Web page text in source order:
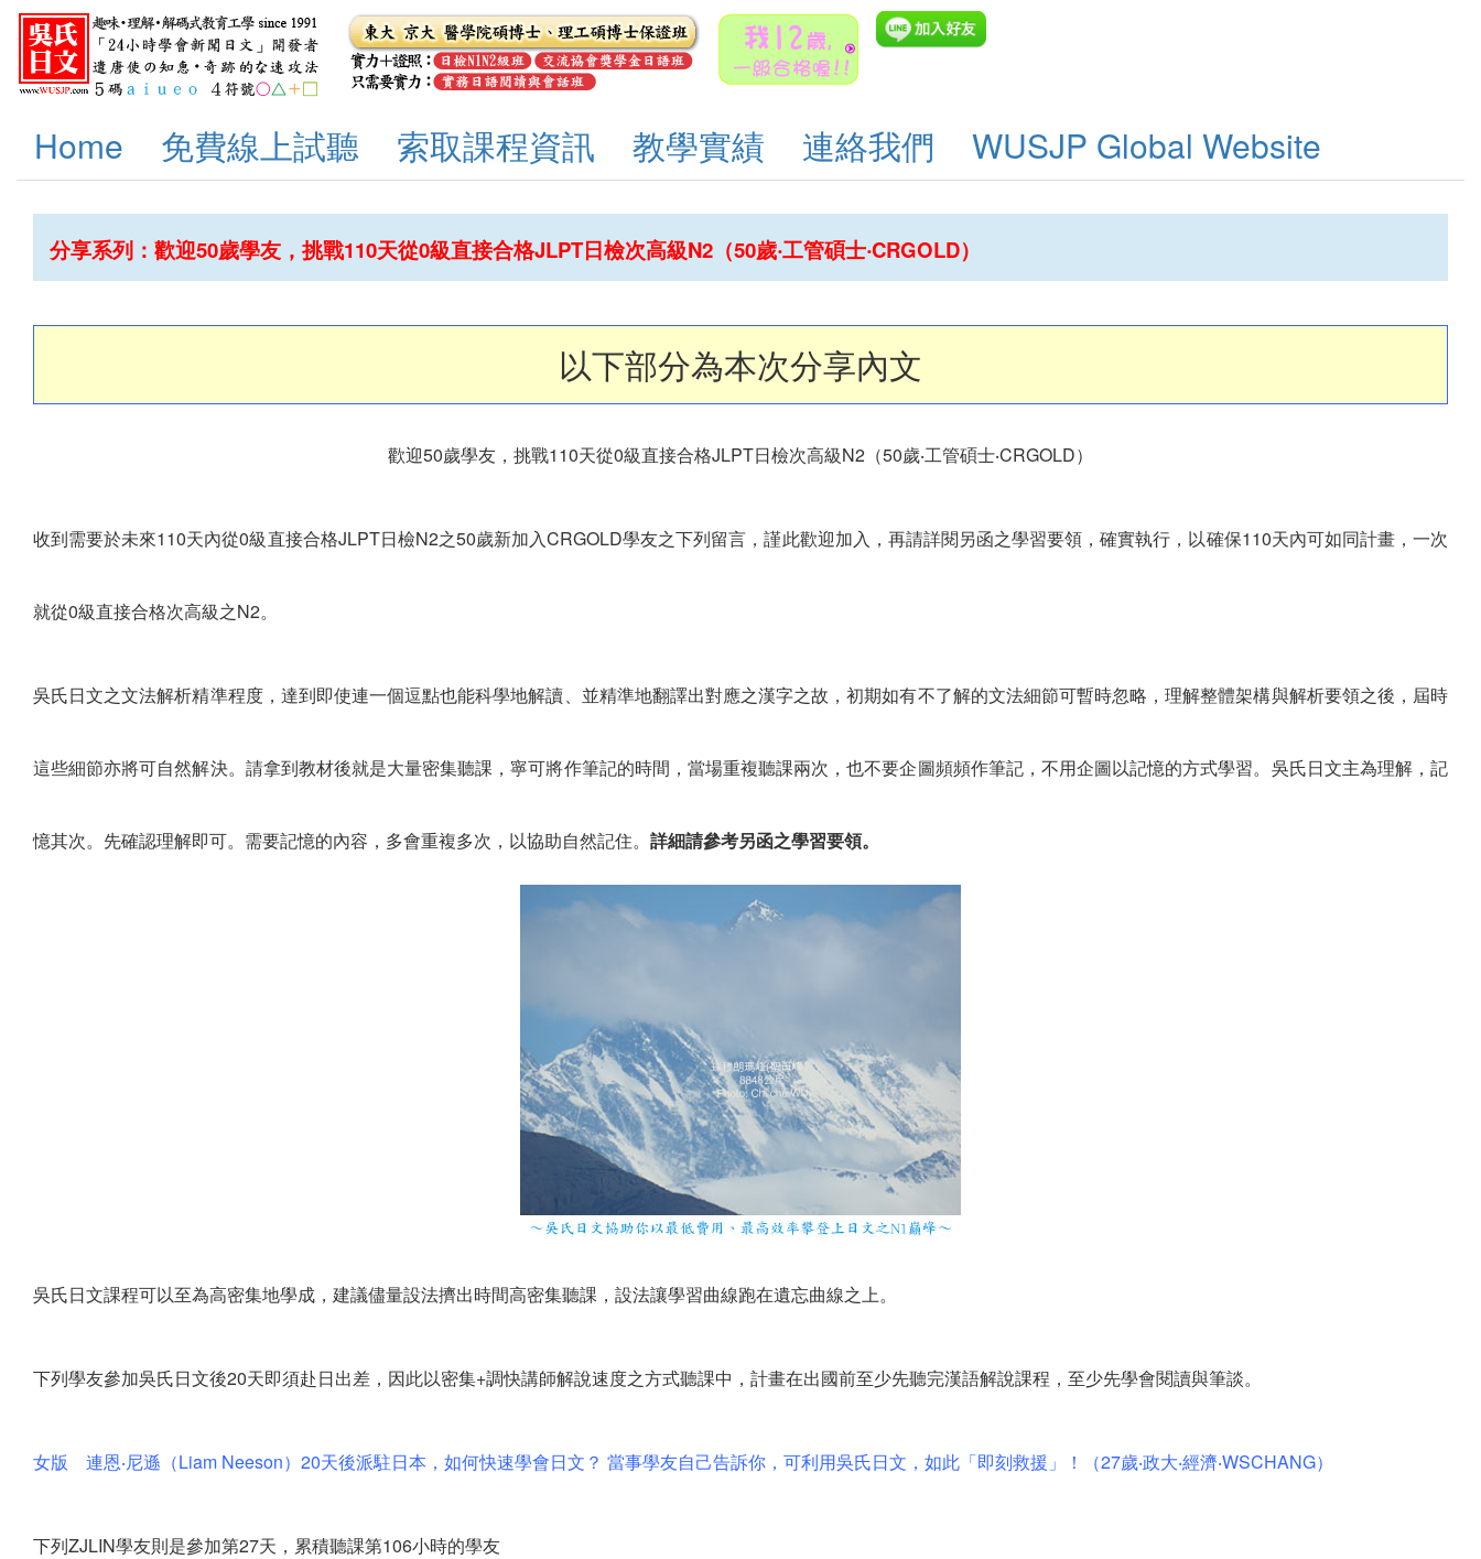
Home 免費線上試聽 索取課程資訊 教學實績 連絡我們 WUSJP Global Website
分享系列：歡迎50歲學友，挑戰110天從0級直接合格JLPT日檢次高級N2（50歲‧工管碩士‧CRGOLD）
以下部分為本次分享內文
歡迎50歲學友，挑戰110天從0級直接合格JLPT日檢次高級N2（50歲‧工管碩士‧CRGOLD）
收到需要於未來110天內從0級直接合格JLPT日檢N2之50歲新加入CRGOLD學友之下列留言，謹此歡迎加入，再請詳閱另函之學習要領，確實執行，以確保110天內可如同計畫，一次
就從0級直接合格次高級之N2。
吳氏日文之文法解析精準程度，達到即使連一個逗點也能科學地解讀、並精準地翻譯出對應之漢字之故，初期如有不了解的文法細節可暫時忽略，理解整體架構與解析要領之後，屆時
這些細節亦將可自然解決。請拿到教材後就是大量密集聽課，寧可將作筆記的時間，當場重複聽課兩次，也不要企圖頻頻作筆記，不用企圖以記憶的方式學習。吳氏日文主為理解，記
憶其次。先確認理解即可。需要記憶的內容，多會重複多次，以協助自然記住。 詳細請參考另函之學習要領。
吳氏日文課程可以至為高密集地學成，建議儘量設法擠出時間高密集聽課，設法讓學習曲線跑在遺忘曲線之上。
下列學友參加吳氏日文後20天即須赴日出差，因此以密集+調快講師解說速度之方式聽課中，計畫在出國前至少先聽完漢語解說課程，至少先學會閱讀與筆談。
女版 連恩‧尼遜（Liam Neeson）20天後派駐日本，如何快速學會日文？ 當事學友自己告訴你，可利用吳氏日文，如此「即刻救援」！（27歲‧政大‧經濟‧WSCHANG）
下列ZJLIN學友則是參加第27天，累積聽課第106小時的學友